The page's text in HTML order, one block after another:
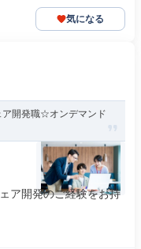
気になる
ア開発職☆オンデマンド
ア開発のご経験をお持